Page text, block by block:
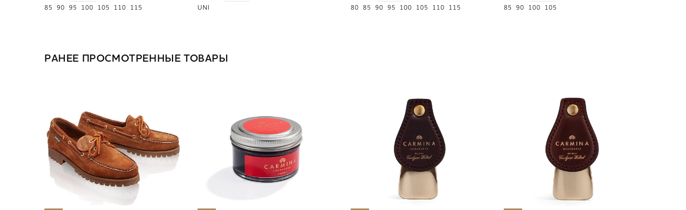
85 90 95 100 105 110 115 UNI 80 85 90 95 100 105 110 115 85 90 100 105
РАНЕЕ ПРОСМОТРЕННЫЕ ТОВАРЫ